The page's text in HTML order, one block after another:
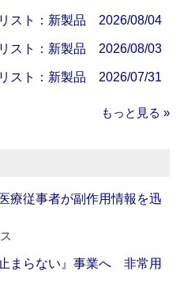
スト：新製品 2026/08/04
スト：新製品 2026/08/03
スト：新製品 2026/07/31
もっと見る »
療従事者が副作用情報を迅
まらない』事業へ 非常用